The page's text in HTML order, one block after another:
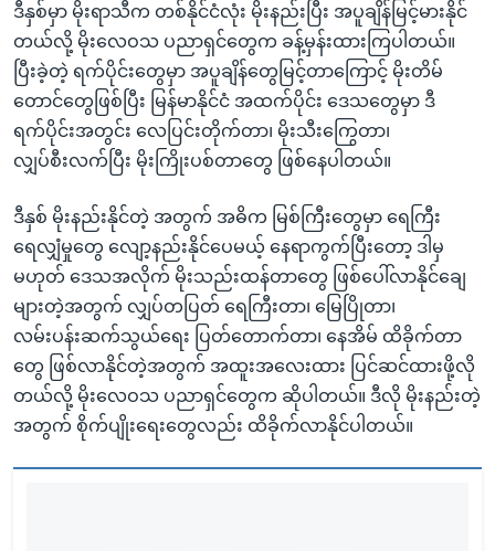
ဒီနှစ်မှာ မိုးရာသီက တစ်နိုင်ငံလုံး မိုးနည်းပြီး အပူချိန်မြင့်မားနိုင်
တယ်လို့ မိုးလေဝသ ပညာရှင်တွေက ခန့်မှန်းထားကြပါတယ်။
ပြီးခဲ့တဲ့ ရက်ပိုင်းတွေမှာ အပူချိန်တွေမြင့်တာကြောင့် မိုးတိမ်
တောင်တွေဖြစ်ပြီး မြန်မာနိုင်ငံ အထက်ပိုင်း ဒေသတွေမှာ ဒီ
ရက်ပိုင်းအတွင်း လေပြင်းတိုက်တာ၊ မိုးသီးကြွေတာ၊
လျှပ်စီးလက်ပြီး မိုးကြိုးပစ်တာတွေ ဖြစ်နေပါတယ်။
ဒီနှစ် မိုးနည်းနိုင်တဲ့ အတွက် အဓိက မြစ်ကြီးတွေမှာ ရေကြီး
ရေလျှံမှုတွေ လျော့နည်းနိုင်ပေမယ့် နေရာကွက်ပြီးတော့ ဒါမှ
မဟုတ် ဒေသအလိုက် မိုးသည်းထန်တာတွေ ဖြစ်ပေါ်လာနိုင်ချေ
များတဲ့အတွက် လျှပ်တပြတ် ရေကြီးတာ၊ မြေပြိုတာ၊
လမ်းပန်းဆက်သွယ်ရေး ပြတ်တောက်တာ၊ နေအိမ် ထိခိုက်တာ
တွေ ဖြစ်လာနိုင်တဲ့အတွက် အထူးအလေးထား ပြင်ဆင်ထားဖို့လို
တယ်လို့ မိုးလေဝသ ပညာရှင်တွေက ဆိုပါတယ်။ ဒီလို မိုးနည်းတဲ့
အတွက် စိုက်ပျိုးရေးတွေလည်း ထိခိုက်လာနိုင်ပါတယ်။